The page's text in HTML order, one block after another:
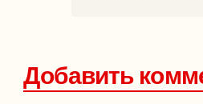
Добавить